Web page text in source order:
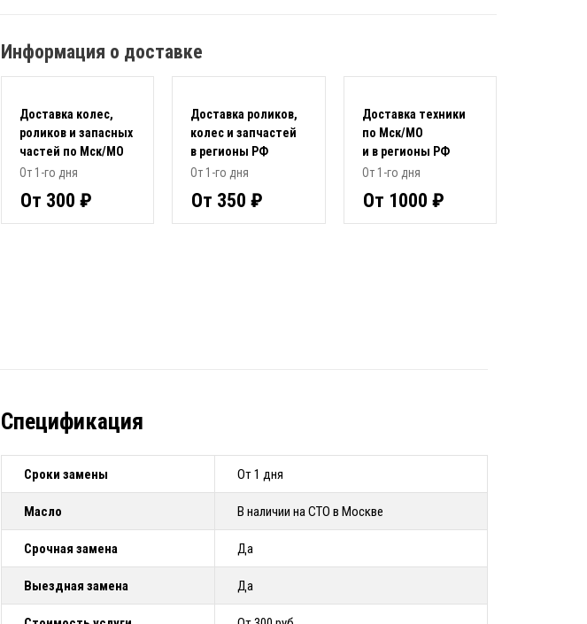
Информация о доставке
Доставка колес,
роликов и запасных
частей по Мск/МО
От 1-го дня
От 300 ₽
Доставка роликов,
колес и запчастей
в регионы РФ
От 1-го дня
От 350 ₽
Доставка техники
по Мск/МО
и в регионы РФ
От 1-го дня
От 1000 ₽
Спецификация
Сроки замены От 1 дня
Масло В наличии на СТО в Москве
Срочная замена Да
Выездная замена Да